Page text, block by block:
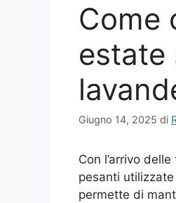
Come
estate
Giugno 14, 2025 di
Con l’arrivo
pesanti
permette di